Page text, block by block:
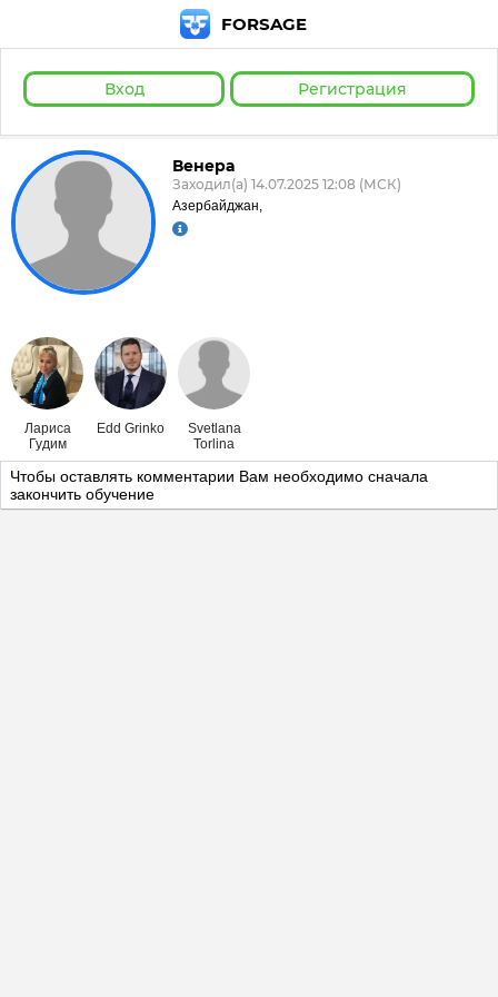
FORSAGE
Вход Регистрация
Венера
Заходил(а) 14.07.2025 12:08 (МСК)
Азербайджан,
Лариса
Гудим
Edd Grinko
Svetlana
Torlina
Чтобы оставлять комментарии Вам необходимо сначала
закончить обучение